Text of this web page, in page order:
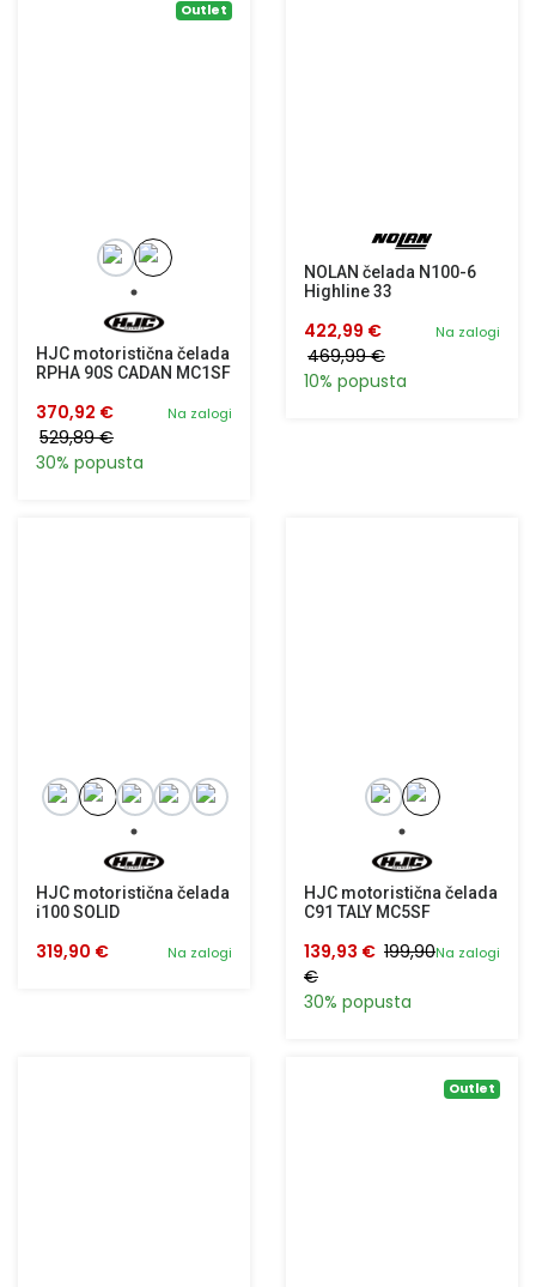
Outlet
HJC motoristična čelada
RPHA 90S CADAN MC1SF
Na zalogi
370,92 €
529,89 €
30% popusta
NOLAN čelada N100-6
Highline 33
Na zalogi
422,99 €
469,99 €
10% popusta
HJC motoristična čelada
i100 SOLID
Na zalogi
319,90 €
HJC motoristična čelada
C91 TALY MC5SF
Na zalogi
139,93 € 199,90
€
30% popusta
Outlet